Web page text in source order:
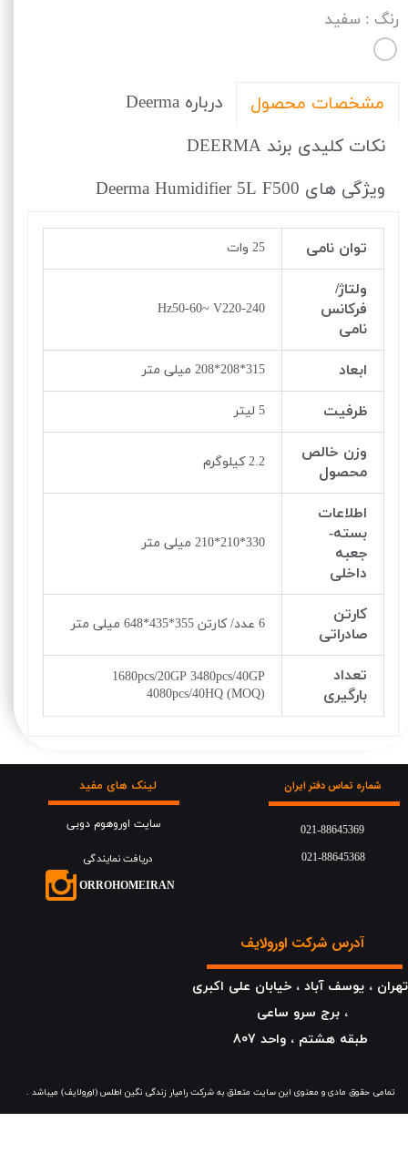
رنگ : سفید
مشخصات محصول
درباره Deerma
نکات کلیدی برند DEERMA
ویژگی های Deerma Humidifier 5L F500
توان نامی 25 وات
ولتاژ/
فرکانس
نامی
Hz50-60~ V220-240
ابعاد 315*208*208 میلی متر
ظرفیت 5 لیتر
وزن خالص
محصول
2.2 کیلوگرم
اطلاعات
بسته-
جعبه
داخلی
330*210*210 میلی متر
کارتن
صادراتی
6 عدد/ کارتن 355*435*648 میلی متر
تعداد
بارگیری
1680pcs/20GP 3480pcs/40GP
4080pcs/40HQ (MOQ)
آدرس شرکت اورولایف
تهران ، یوسف آباد ، خیابان علی اکبری
، برج سرو ساعی
​​​​​​​طبقه هشتم ، واحد 807
شماره تماس دفتر ایران
سایت اوروهوم دوبی
021-88645369
021-88645368
​​​تمامی حقوق مادی و معنوی این سایت متعلق به شرکت رامیار زندگی نگین اطلس (اورولایف) میباشد .
دریافت نمایندگی
لینک های مفید
​​​ORROHOMEIRAN